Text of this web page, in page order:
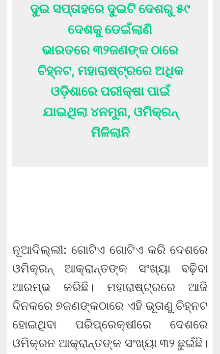
ଦୁଇ ସପ୍ତାହରେ ଦୁଇଟି ଦେଶରୁ ୫୯
ଦେଶକୁ ଡେଇଁଲାଣି
ଭାରତରେ ୩୨ଜଣଙ୍କ ଠାରେ
ଚିହ୍ନଟ, ମହାରାଷ୍ଟ୍ରରେ ଅଧିକ
ଓଡ଼ିଶାରେ ପରୀକ୍ଷା ପାଇଁ
ଯାଇଥିଲା ୪ନମୁନା, ଓମିକ୍ରନ୍
ମିଳିଲାନି
ନୂଆଦିଲ୍ଲୀ: ଗୋଟିଏ ଗୋଟିଏ କରି ଦେଶରେ
ଓମିକ୍ରନ୍ ଆକ୍ରାନ୍ତଙ୍କ ସଂଖ୍ୟା ବଢ଼ିବା
ଆରମ୍ଭ କରିଛି। ମହାରାଷ୍ଟ୍ରରେ ଆଜି
ଦିନକରେ ୭ଜଣଙ୍କଠାରେ ଏହି ଭୂତାଣୁ ଚିହ୍ନଟ
ହୋଇଥିବା ପରିପ୍ରେକ୍ଷୀରେ ଦେଶରେ
ଓମିକ୍ରନ ଆକ୍ରାନ୍ତଙ୍କ ସଂଖ୍ୟା ୩୨ ଛୁଇଁଛି।